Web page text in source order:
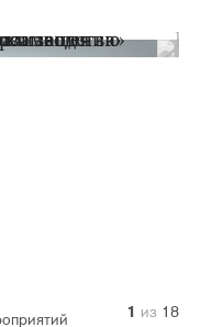
1 из 18
2 из 18
3 из 18
4 из 18
5 из 18
6 из 18
7 из 18
8 из 18
9 из 18
10 из 18
11 из 18
12 из 18
13 из 18
14 из 18
15 из 18
16 из 18
17 из 18
18 из 18